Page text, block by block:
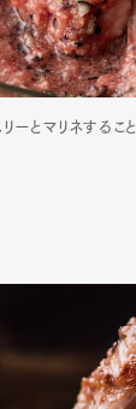
リーとマリネする